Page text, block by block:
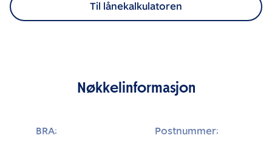
Til lånekalkulatoren
Nøkkelinformasjon
BRA:
Postnummer: